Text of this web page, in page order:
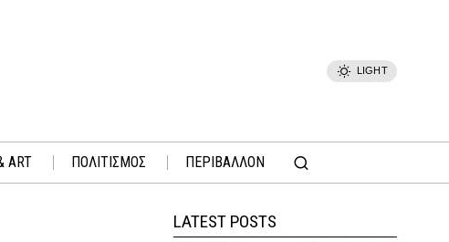
LIGHT
ART ΠΟΛΙΤΙΣΜΟΣ ΠΕΡΙΒΑΛΛΟΝ
LATEST POSTS